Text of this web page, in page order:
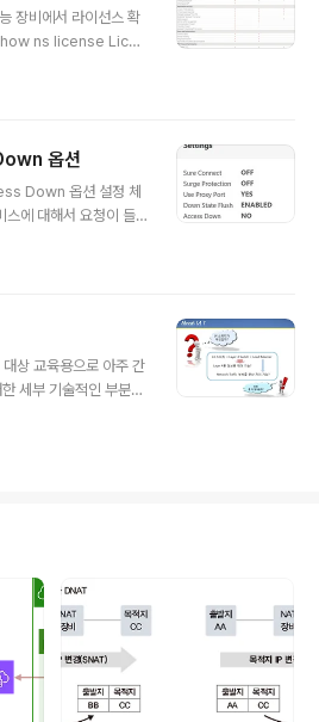
답을 받았지만, 전체 응답이 완료되지..
장비에서 라이선스 확
ns license Licen
Switching: YES
YES Global
Proximity: YE
Routing:..
옵션
Down 옵션 설정 체
스에 대해서 요청이 들
해서는 계층 2 모드가
로 각 모드를 활성화 혹
상 교육용으로 아주 간
세부 기술적인 부분은